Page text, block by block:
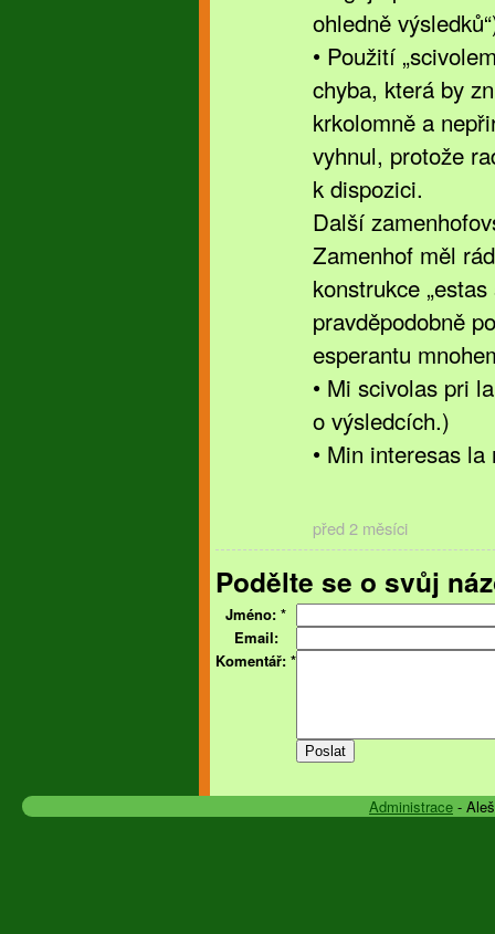
ohledně
• Použití
chyba, která by
krkolomně a
vyhnul, protože
k dispozici.
Další
Zamenhof měl
konstrukce
pravděpodobně
esperantu
• Mi scivolas pri
o výsledcích.)
• Min interesas
před 2 měsíci
Podělte se o svůj
Jméno: *
Email:
Komentář: *
Administrace -